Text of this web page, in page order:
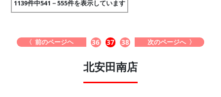
1139件中541－555件を表示しています
〈 前のページヘ 36 37 38 次のページへ 〉
北安田南店